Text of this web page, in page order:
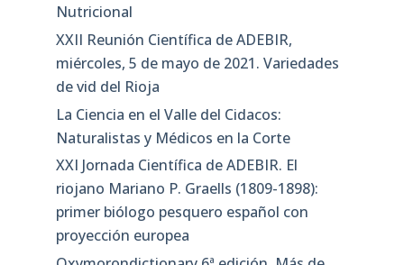
Nutricional
XXII Reunión Científica de ADEBIR,
miércoles, 5 de mayo de 2021. Variedades
de vid del Rioja
La Ciencia en el Valle del Cidacos:
Naturalistas y Médicos en la Corte
XXI Jornada Científica de ADEBIR. El
riojano Mariano P. Graells (1809-1898):
primer biólogo pesquero español con
proyección europea